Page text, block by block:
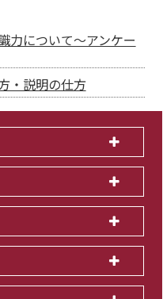
力について～アンケー
・説明の仕方